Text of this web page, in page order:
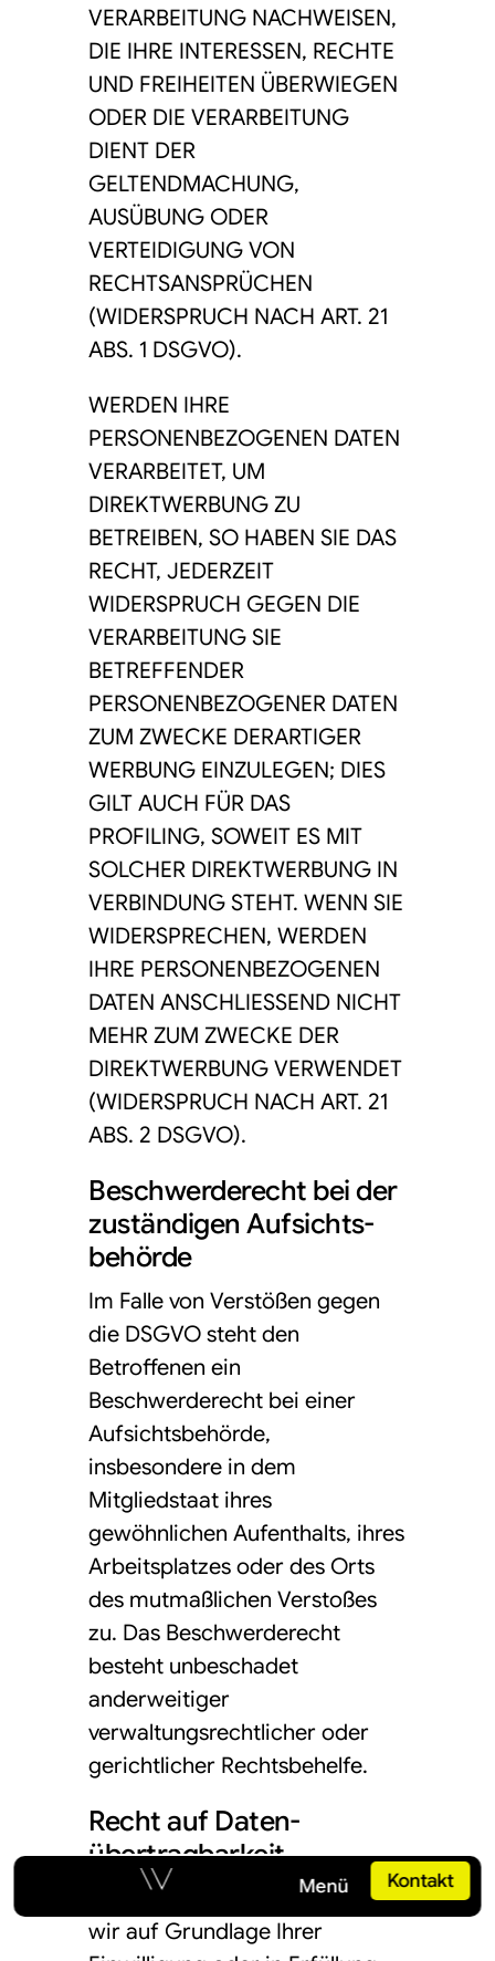
Menü
Button Kontakt
Button
VERARBEITUNG NACHWEISEN,
DIE IHRE INTERESSEN, RECHTE
UND FREIHEITEN ÜBERWIEGEN
ODER DIE VERARBEITUNG
DIENT DER
GELTENDMACHUNG,
AUSÜBUNG ODER
VERTEIDIGUNG VON
RECHTSANSPRÜCHEN
(WIDERSPRUCH NACH ART. 21
ABS. 1 DSGVO).
WERDEN IHRE
PERSONENBEZOGENEN DATEN
VERARBEITET, UM
DIREKTWERBUNG ZU
BETREIBEN, SO HABEN SIE DAS
RECHT, JEDERZEIT
WIDERSPRUCH GEGEN DIE
VERARBEITUNG SIE
BETREFFENDER
PERSONENBEZOGENER DATEN
ZUM ZWECKE DERARTIGER
WERBUNG EINZULEGEN; DIES
GILT AUCH FÜR DAS
PROFILING, SOWEIT ES MIT
SOLCHER DIREKTWERBUNG IN
VERBINDUNG STEHT. WENN SIE
WIDERSPRECHEN, WERDEN
IHRE PERSONENBEZOGENEN
DATEN ANSCHLIESSEND NICHT
MEHR ZUM ZWECKE DER
DIREKTWERBUNG VERWENDET
(WIDERSPRUCH NACH ART. 21
ABS. 2 DSGVO).
Beschwerde­recht bei der
zuständigen Aufsichts­
behörde
Im Falle von Verstößen gegen
die DSGVO steht den
Betroffenen ein
Beschwerderecht bei einer
Aufsichtsbehörde,
insbesondere in dem
Mitgliedstaat ihres
gewöhnlichen Aufenthalts, ihres
Arbeitsplatzes oder des Orts
des mutmaßlichen Verstoßes
zu. Das Beschwerderecht
besteht unbeschadet
anderweitiger
verwaltungsrechtlicher oder
gerichtlicher Rechtsbehelfe.
Recht auf Daten­
übertrag­barkeit
Sie haben das Recht, Daten, die
wir auf Grundlage Ihrer